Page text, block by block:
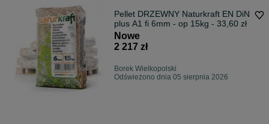
Pellet DRZEWNY Naturkraft EN DiN
plus A1 fi 6mm - op 15kg - 33,60 zł
Nowe
2 217 zł
Borek Wielkopolski
Odświeżono dnia 05 sierpnia 2026